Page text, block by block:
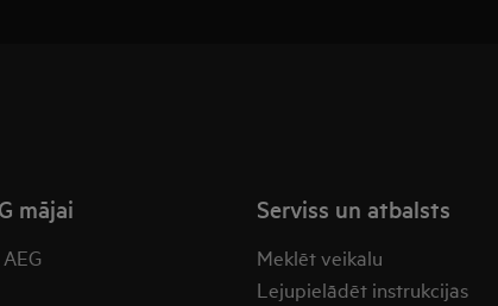
mājai Serviss un atbalsts
Meklēt veikalu
Lejupielādēt instrukcijas